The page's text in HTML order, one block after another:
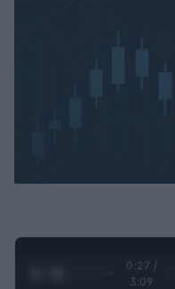
0:28 /
3:09